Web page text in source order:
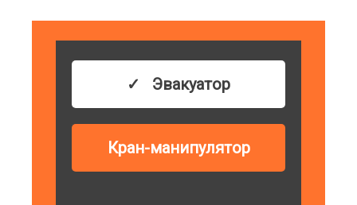
Эвакуатор
Кран-манипулятор